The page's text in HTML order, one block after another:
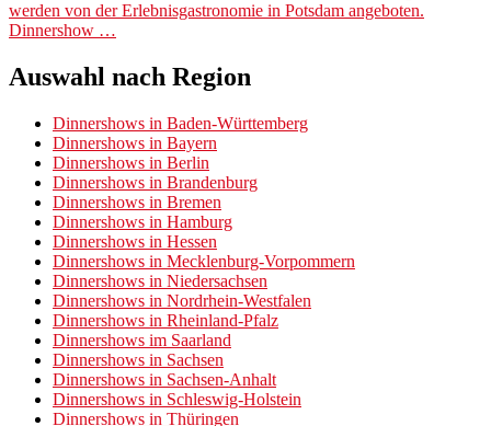
werden von der Erlebnisgastronomie in Potsdam angeboten.
Dinnershow …
Auswahl nach Region
Dinnershows in Baden-Württemberg
Dinnershows in Bayern
Dinnershows in Berlin
Dinnershows in Brandenburg
Dinnershows in Bremen
Dinnershows in Hamburg
Dinnershows in Hessen
Dinnershows in Mecklenburg-Vorpommern
Dinnershows in Niedersachsen
Dinnershows in Nordrhein-Westfalen
Dinnershows in Rheinland-Pfalz
Dinnershows im Saarland
Dinnershows in Sachsen
Dinnershows in Sachsen-Anhalt
Dinnershows in Schleswig-Holstein
Dinnershows in Thüringen